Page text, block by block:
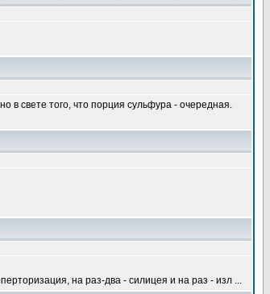
в свете того, что порция сульфура - очередная.
на раз-два - силицея и на раз - изл ...